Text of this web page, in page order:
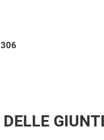
306
DELLE